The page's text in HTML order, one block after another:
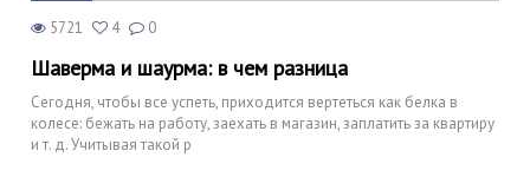
5721 4 0
Шаверма и шаурма: в чем разница
Сегодня, чтобы все успеть, приходится вертеться как белка в
колесе: бежать на работу, заехать в магазин, заплатить за квартиру
и т. д. Учитывая такой р